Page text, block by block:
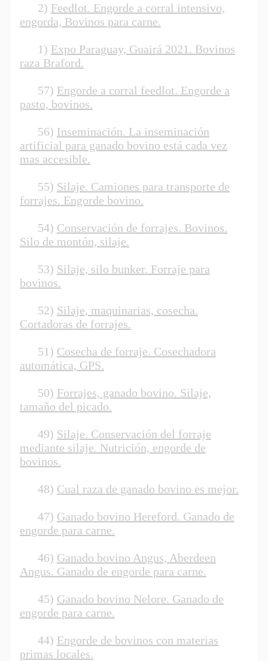
2) Feedlot. Engorde a corral intensivo,
engorda, Bovinos para carne.
1) Expo Paraguay, Guairá 2021. Bovinos
raza Braford.
57) Engorde a corral feedlot. Engorde a
pasto, bovinos.
56) Inseminación. La inseminación
artificial para ganado bovino está cada vez
mas accesible.
55) Silaje. Camiones para transporte de
forrajes. Engorde bovino.
54) Conservación de forrajes. Bovinos.
Silo de montón, silaje.
53) Silaje, silo bunker. Forraje para
bovinos.
52) Silaje, maquinarias, cosecha.
Cortadoras de forrajes.
51) Cosecha de forraje. Cosechadora
automática, GPS.
50) Forrajes, ganado bovino. Silaje,
tamaño del picado.
49) Silaje. Conservación del forraje
mediante silaje. Nutrición, engorde de
bovinos.
48) Cual raza de ganado bovino es mejor.
47) Ganado bovino Hereford. Ganado de
engorde para carne.
46) Ganado bovino Angus, Aberdeen
Angus. Ganado de engorde para carne.
45) Ganado bovino Nelore. Ganado de
engorde para carne.
44) Engorde de bovinos con materias
primas locales.